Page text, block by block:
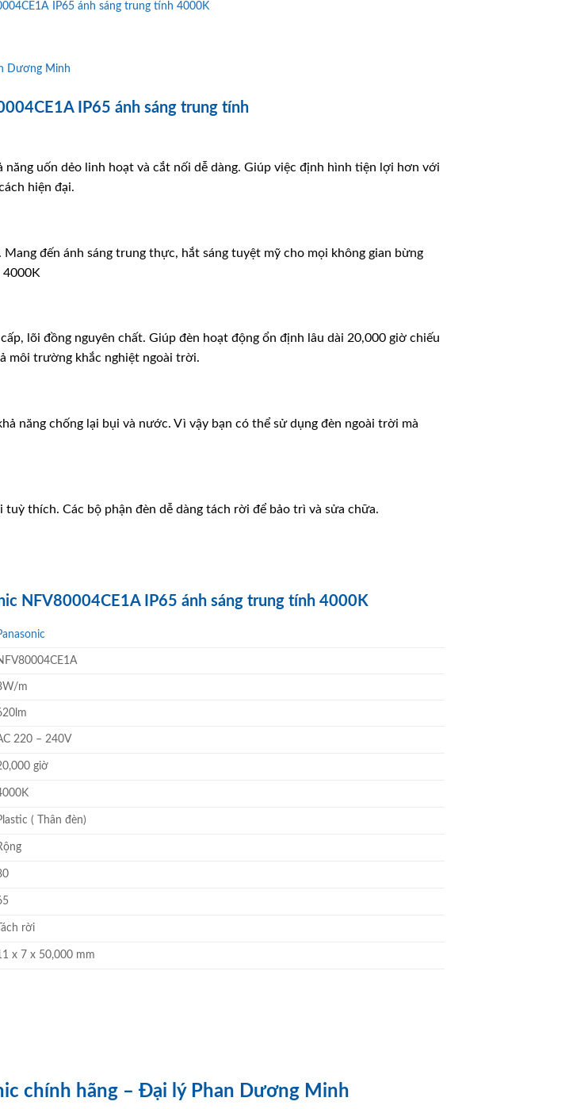
IP65 ánh sáng trung tính 4000K
Dương Minh
IP65 ánh sáng trung tính
uốn dẻo linh hoạt và cắt nối dễ dàng. Giúp việc định hình tiện lợi hơn với
hiện đại.
đến ánh sáng trung thực, hắt sáng tuyệt mỹ cho mọi không gian bừng
4000K
lõi đồng nguyên chất. Giúp đèn hoạt động ổn định lâu dài 20,000 giờ chiếu
môi trường khắc nghiệt ngoài trời.
năng chống lại bụi và nước. Vì vậy bạn có thể sử dụng đèn ngoài trời mà
thích. Các bộ phận đèn dễ dàng tách rời để bảo trì và sửa chữa.
NFV80004CE1A IP65 ánh sáng trung tính 4000K
m
220 – 240V
giờ
( Thân đèn)
Tách rời
x 7 x 50,000 mm
chính hãng – Đại lý Phan Dương Minh